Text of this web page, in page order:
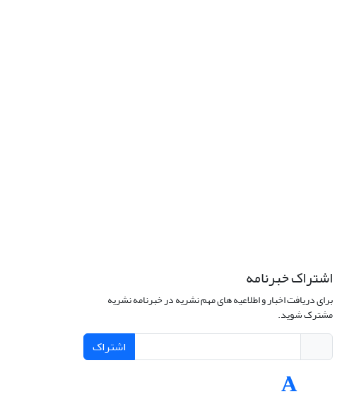
اشتراک خبرنامه
برای دریافت اخبار و اطلاعیه های مهم نشریه در خبرنامه نشریه
مشترک شوید.
اشتراک